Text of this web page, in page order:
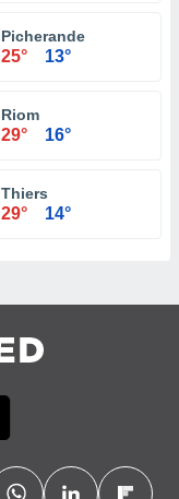
Picherande
25° 13°
Riom
29° 16°
Thiers
29° 14°